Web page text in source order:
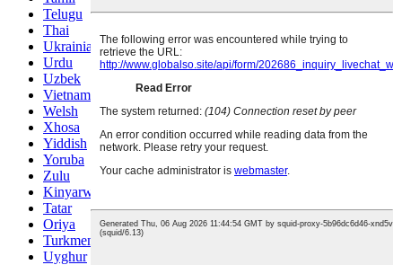
Telugu
Thai
Ukrainian
Urdu
Uzbek
Vietnamese
Welsh
Xhosa
Yiddish
Yoruba
Zulu
Kinyarwanda
Tatar
Oriya
Turkmen
Uyghur